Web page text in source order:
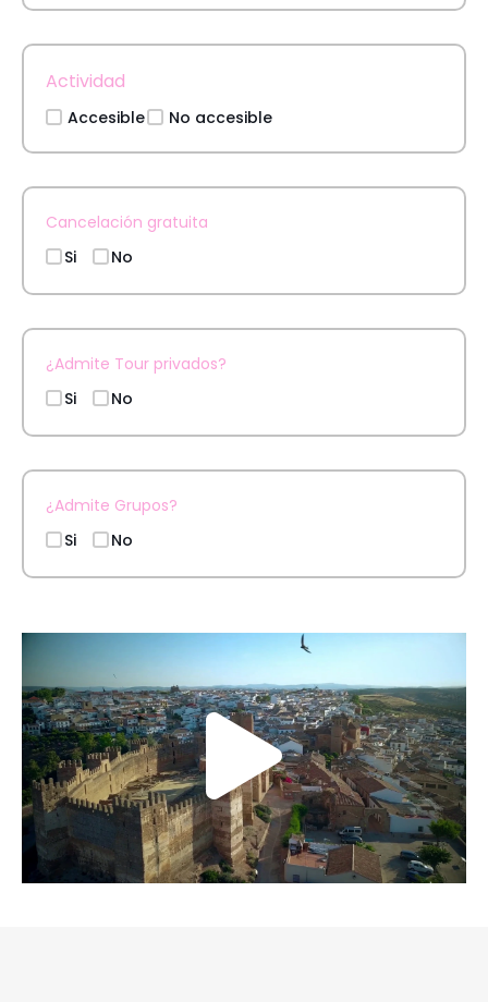
Actividad
Accesible No accesible
Cancelación gratuita
Si
No
¿Admite Tour privados?
Si
No
¿Admite Grupos?
Si
No